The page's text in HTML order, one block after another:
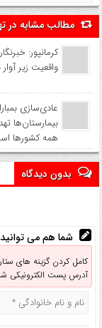
مطالب مشابه در
کرمانپور:
واقعیت زیر آوار
عادی‌سازی
بیمارستان‌ها
همه کشورها
بدون دیدگاه
شما هم می
کامل کردن گزینه های
آدرس پست الکترونیکی